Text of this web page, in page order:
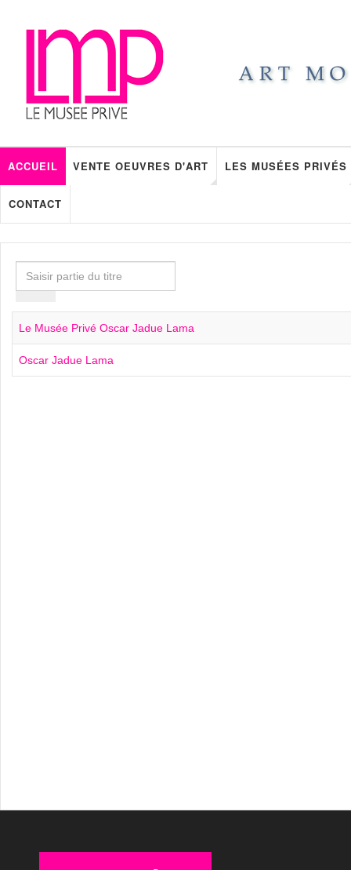
ACCUEIL VENTE OEUVRES D'ART LES MUSÉES PRIVÉS
CONTACT
Saisir
partie
titre
Le Musée Privé Oscar Jadue Lama
Oscar Jadue Lama